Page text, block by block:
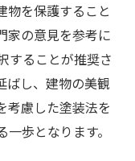
キル
クニック
せる秘訣
報源
めのガイド
物を保護すること
家の意見を参考に
することが推奨さ
ばし、建物の美観
考慮した塗装法を
歩となります。